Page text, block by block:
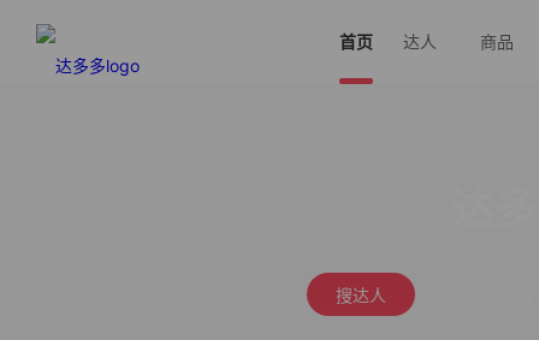
首页 达人 商品
搜达人